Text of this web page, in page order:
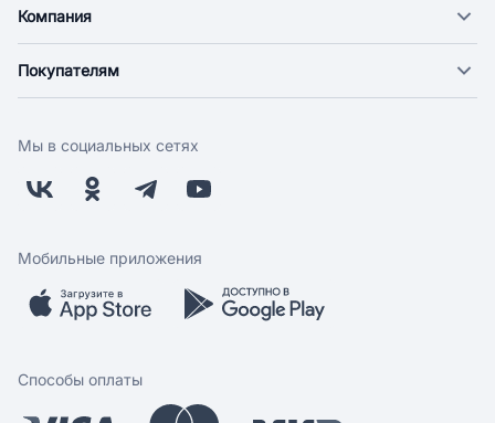
Компания
Новости
Поставщикам
Заводчикам
Обратная связь
Покупателям
Оплата
Бонусная программа
Скидки и акции
Мобильное приложение
Мы в социальных сетях
Мобильные приложения
Способы оплаты